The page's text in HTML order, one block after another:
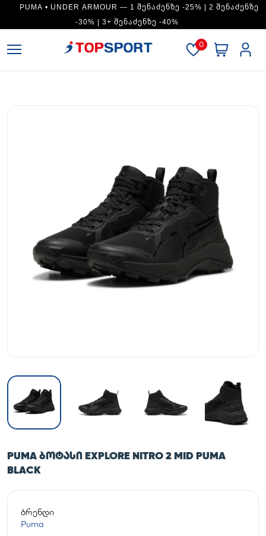
PUMA • UNDER ARMOUR — 1 ᲨᲔᲜᲐᲫᲔᲜᲖᲔ -25% | 2 ᲨᲔᲜᲐᲫᲔᲜᲖᲔ
-30% | 3+ ᲨᲔᲜᲐᲫᲔᲜᲖᲔ -40%
0
PUMA ᲑᲝᲢᲐᲡᲘ EXPLORE NITRO 2 MID PUMA
BLACK
ბრენდი
Puma